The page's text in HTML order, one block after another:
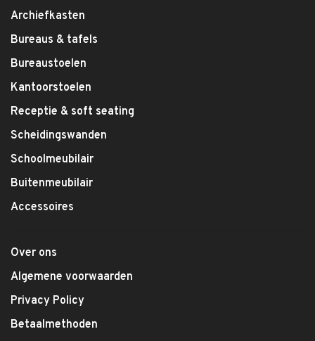
Archiefkasten
Bureaus & tafels
Bureaustoelen
Kantoorstoelen
Receptie & soft seating
Scheidingswanden
Schoolmeubilair
Buitenmeubilair
Accessoires
Over ons
Algemene voorwaarden
Privacy Policy
Betaalmethoden